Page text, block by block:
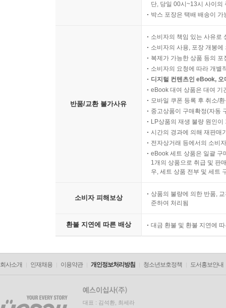
단, 당일 00시~13시 사이의
박스 포장은 택배 배송이
반품/교환 불가사유
소비자의 책임 있는 사유로
소비자의 사용, 포장 개봉
복제가 가능한 상품 등의
소비자의 요청에 따라 개별
디지털 컨텐츠인 eBook,
eBook 대여 상품은 대여 기
모바일 쿠폰 등록 후 취소/
중고상품이 구매확정(자동
LP상품의 재생 불량 원인
시간의 경과에 의해 재판매
전자상거래 등에서의 소비
eBook 세트 상품은 일괄 구
1개의 상품으로 취급 및 판
우, 세트 상품 전부 및 세트
소비자 피해보상
상품의 불량에 의한 반품,
준하여 처리됨
환불 지연에 따른 배상 대금 환불 및 환불 지연에
회사소개 인재채용 이용약관 개인정보처리방침 청소년보호정책 도서홍보안내
대표 : 김석환, 최세라